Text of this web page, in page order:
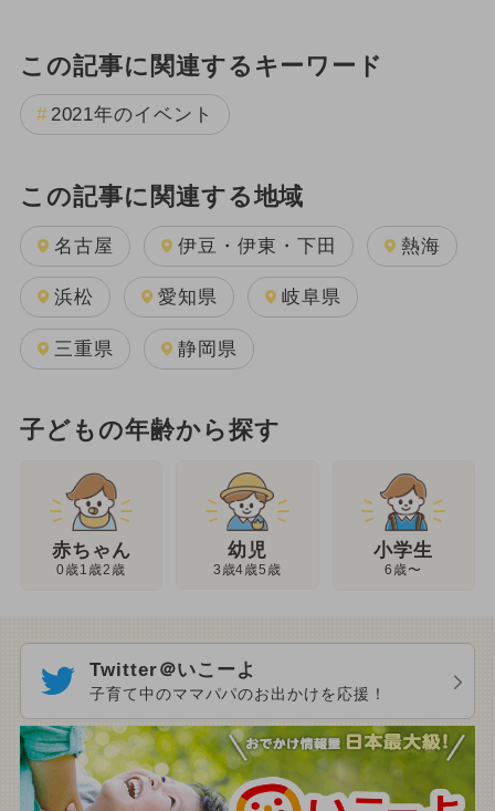
この記事に関連するキーワード
2021年のイベント
この記事に関連する地域
名古屋 伊豆・伊東・下田 熱海
浜松 愛知県 岐阜県
三重県 静岡県
子どもの年齢から探す
赤ちゃん
0歳1歳2歳
幼児
3歳4歳5歳
小学生
6歳〜
Twitter＠いこーよ
子育て中のママパパのお出かけを応援！